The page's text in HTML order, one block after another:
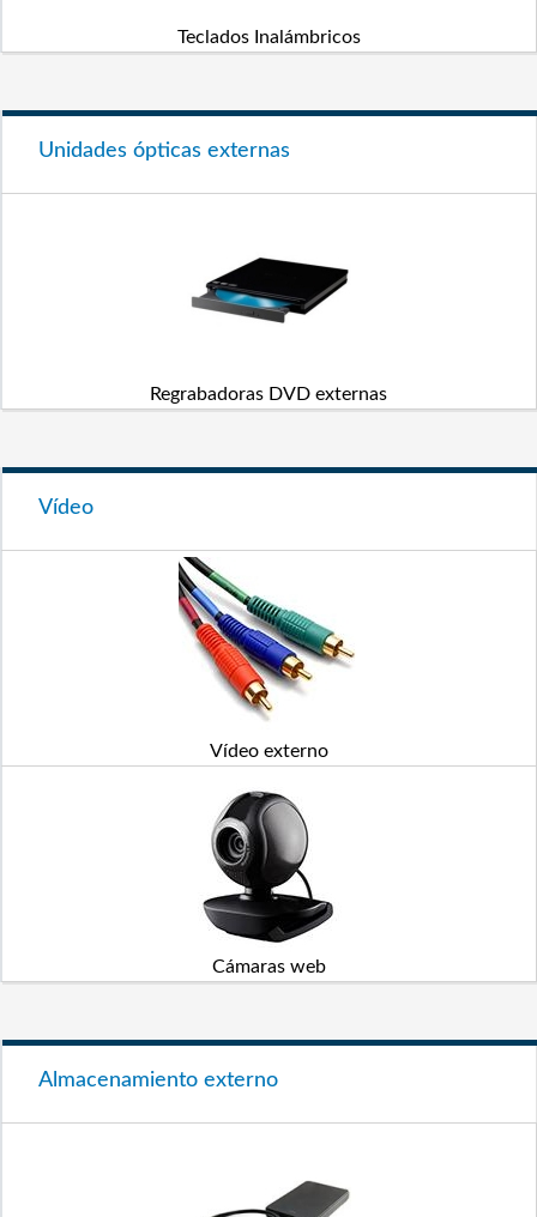
Teclados Inalámbricos
Unidades ópticas externas
Regrabadoras DVD externas
Vídeo
Vídeo externo
Cámaras web
Almacenamiento externo